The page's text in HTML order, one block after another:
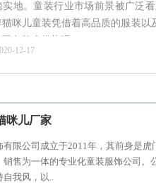
实地。童装行业市场前景被广泛
咪儿童装凭借着高品质的服装
12-17
咪儿厂家
有限公司成立于2011年，其前身是
销售为一体的专业化童装服饰公司
自我风，以..